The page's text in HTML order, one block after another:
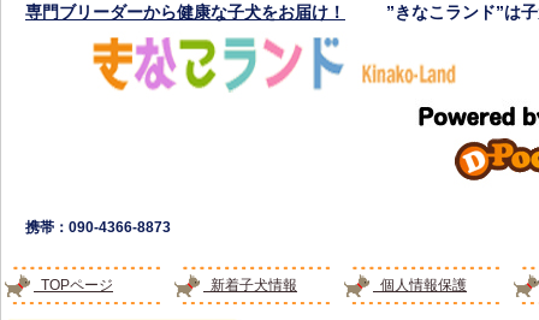
専門ブリーダーから健康な子犬をお届け！ ”きなこランド”は
携帯：090-4366-8873
TOPページ 新着子犬情報 個人情報保護